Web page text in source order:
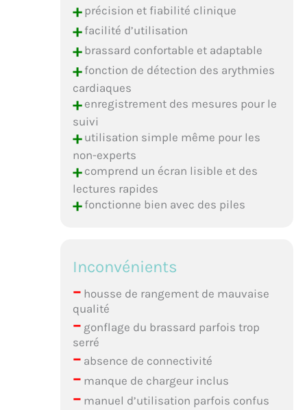
+précision et fiabilité clinique
+facilité d’utilisation
+brassard confortable et adaptable
+fonction de détection des arythmies
cardiaques
+enregistrement des mesures pour le
suivi
+utilisation simple même pour les
non-experts
+comprend un écran lisible et des
lectures rapides
+fonctionne bien avec des piles
Inconvénients
–housse de rangement de mauvaise
qualité
–gonflage du brassard parfois trop
serré
–absence de connectivité
–manque de chargeur inclus
–manuel d’utilisation parfois confus